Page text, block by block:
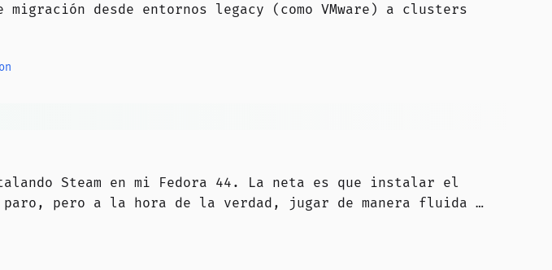
desde entornos legacy (como VMware) a clusters
Steam en mi Fedora 44. La neta es que instalar el
paro, pero a la hora de la verdad, jugar de manera fluida …